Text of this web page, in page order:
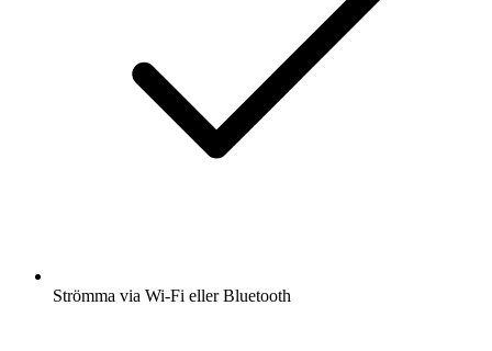
Strömma via Wi-Fi eller Bluetooth